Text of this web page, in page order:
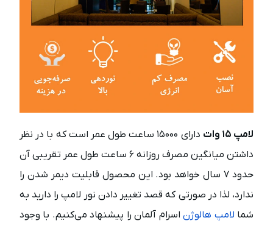
لامپ ۱۵ وات
دارای ۱۵۰۰۰ ساعت طول عمر است که با در نظر
داشتن میانگین مصرف روزانه ۶ ساعت طول عمر تقریبی آن
حدود ۷ سال خواهد بود. این محصول قابلیت دیمر شدن را
ندارد، لذا در صورتی که قصد تغییر دادن نور لامپ را دارید به
شما لامپ هالوژناسرام آلمان را پیشنهاد می‌کنیم. با وجود